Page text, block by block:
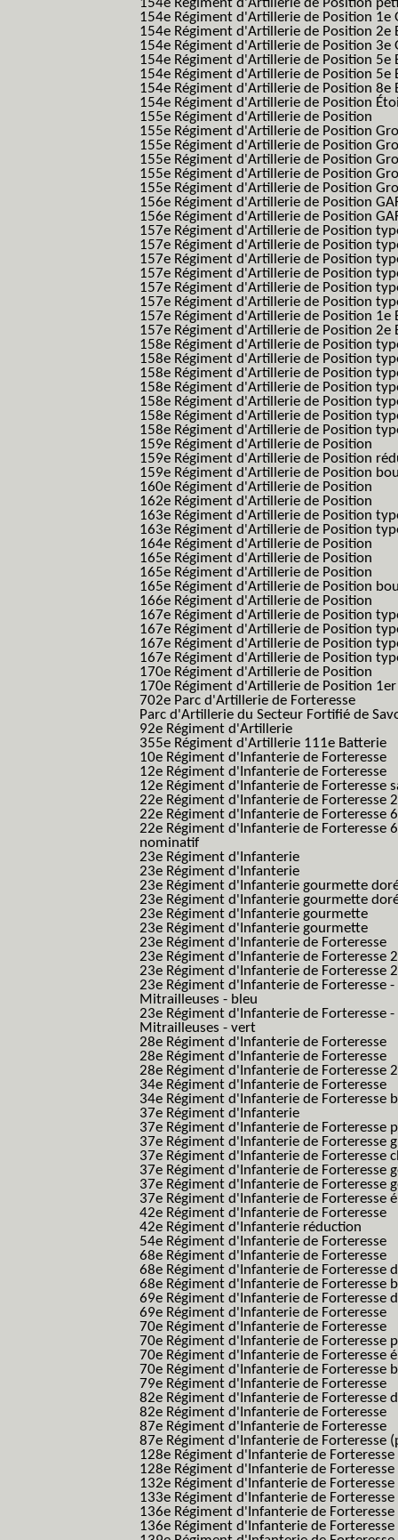
154e Régiment d'Artillerie de Position
154e Régiment d'Artillerie de Position 1e
154e Régiment d'Artillerie de Position 2e
154e Régiment d'Artillerie de Position 3e
154e Régiment d'Artillerie de Position 5e
154e Régiment d'Artillerie de Position 5e
154e Régiment d'Artillerie de Position 8e
154e Régiment d'Artillerie de Position
155e Régiment d'Artillerie de Position
155e Régiment d'Artillerie de Position
155e Régiment d'Artillerie de Position
155e Régiment d'Artillerie de Position
155e Régiment d'Artillerie de Position
155e Régiment d'Artillerie de Position
156e Régiment d'Artillerie de Position
156e Régiment d'Artillerie de Position
157e Régiment d'Artillerie de Position
157e Régiment d'Artillerie de Position
157e Régiment d'Artillerie de Position
157e Régiment d'Artillerie de Position
157e Régiment d'Artillerie de Position
157e Régiment d'Artillerie de Position
157e Régiment d'Artillerie de Position 1e
157e Régiment d'Artillerie de Position 2e
158e Régiment d'Artillerie de Position
158e Régiment d'Artillerie de Position
158e Régiment d'Artillerie de Position
158e Régiment d'Artillerie de Position
158e Régiment d'Artillerie de Position
158e Régiment d'Artillerie de Position
158e Régiment d'Artillerie de Position
159e Régiment d'Artillerie de Position
159e Régiment d'Artillerie de Position
159e Régiment d'Artillerie de Position
160e Régiment d'Artillerie de Position
162e Régiment d'Artillerie de Position
163e Régiment d'Artillerie de Position
163e Régiment d'Artillerie de Position
164e Régiment d'Artillerie de Position
165e Régiment d'Artillerie de Position
165e Régiment d'Artillerie de Position
165e Régiment d'Artillerie de Position
166e Régiment d'Artillerie de Position
167e Régiment d'Artillerie de Position
167e Régiment d'Artillerie de Position
167e Régiment d'Artillerie de Position
167e Régiment d'Artillerie de Position
170e Régiment d'Artillerie de Position
170e Régiment d'Artillerie de Position
702e Parc d'Artillerie de Forteresse
Parc d'Artillerie du Secteur Fortifié de
92e Régiment d'Artillerie
355e Régiment d'Artillerie 111e Batterie
10e Régiment d'Infanterie de Forteresse
12e Régiment d'Infanterie de Forteresse
12e Régiment d'Infanterie de Forteresse
22e Régiment d'Infanterie de Forteresse
22e Régiment d'Infanterie de Forteresse
22e Régiment d'Infanterie de Forteresse
nominatif
23e Régiment d'Infanterie
23e Régiment d'Infanterie
23e Régiment d'Infanterie gourmette
23e Régiment d'Infanterie gourmette
23e Régiment d'Infanterie gourmette
23e Régiment d'Infanterie gourmette
23e Régiment d'Infanterie de Forteresse
23e Régiment d'Infanterie de Forteresse
23e Régiment d'Infanterie de Forteresse
23e Régiment d'Infanterie de Forteresse
Mitrailleuses - bleu
23e Régiment d'Infanterie de Forteresse
Mitrailleuses - vert
28e Régiment d'Infanterie de Forteresse
28e Régiment d'Infanterie de Forteresse
28e Régiment d'Infanterie de Forteresse
34e Régiment d'Infanterie de Forteresse
34e Régiment d'Infanterie de Forteresse
37e Régiment d'Infanterie
37e Régiment d'Infanterie de Forteresse
37e Régiment d'Infanterie de Forteresse
37e Régiment d'Infanterie de Forteresse
37e Régiment d'Infanterie de Forteresse
37e Régiment d'Infanterie de Forteresse
37e Régiment d'Infanterie de Forteresse
42e Régiment d'Infanterie de Forteresse
42e Régiment d'Infanterie réduction
54e Régiment d'Infanterie de Forteresse
68e Régiment d'Infanterie de Forteresse
68e Régiment d'Infanterie de Forteresse
68e Régiment d'Infanterie de Forteresse
69e Régiment d'Infanterie de Forteresse
69e Régiment d'Infanterie de Forteresse
70e Régiment d'Infanterie de Forteresse
70e Régiment d'Infanterie de Forteresse
70e Régiment d'Infanterie de Forteresse
70e Régiment d'Infanterie de Forteresse
79e Régiment d'Infanterie de Forteresse
82e Régiment d'Infanterie de Forteresse
82e Régiment d'Infanterie de Forteresse
87e Régiment d'Infanterie de Forteresse
87e Régiment d'Infanterie de Forteresse
128e Régiment d'Infanterie de Forteresse
128e Régiment d'Infanterie de
132e Régiment d'Infanterie de Forteresse
133e Régiment d'Infanterie de Forteresse
136e Régiment d'Infanterie de Forteresse
136e Régiment d'Infanterie de